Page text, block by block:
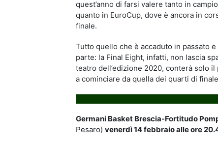
quest’anno di farsi valere tanto in
quanto in EuroCup, dove è ancora in
finale.
Tutto quello che è accaduto in passato
parte: la Final Eight, infatti, non lascia
teatro dell’edizione 2020, conterà solo
a cominciare da quella dei quarti di
Germani Basket Brescia-Fortitudo
Pesaro) venerdì 14 febbraio alle ore